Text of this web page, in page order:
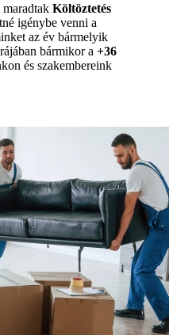
Költöztetés
igénybe venni a
az év bármelyik
bármikor a +36
és szakembereink